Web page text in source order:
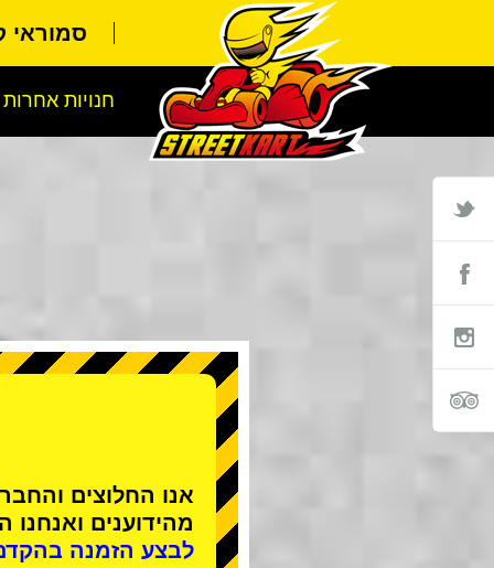
חנויות אחרות
אנו החלוצים ו
מהידוענים ואנחנו
לבצע הזמנה